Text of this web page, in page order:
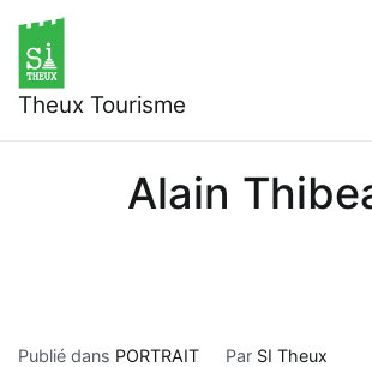
contenu
Theux Tourisme
Alain
Publié dans PORTRAIT Par SI Theux